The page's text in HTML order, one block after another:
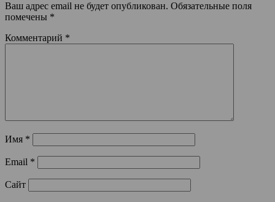
Ваш адрес email не будет опубликован. Обязательные поля
помечены *
Комментарий *
Имя *
Email *
Сайт